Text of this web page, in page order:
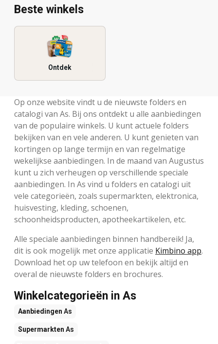
Beste winkels
Ontdek
Op onze website vindt u de nieuwste folders en
catalogi van As. Bij ons ontdekt u alle aanbiedingen
van de populaire winkels. U kunt actuele folders
bekijken van en vele anderen. U kunt genieten van
kortingen op lange termijn en van regelmatige
wekelijkse aanbiedingen. In de maand van Augustus
kunt u zich verheugen op verschillende speciale
aanbiedingen. In As vind u folders en catalogi uit
vele categorieën, zoals supermarkten, elektronica,
huisvesting, kleding, schoenen,
schoonheidsproducten, apotheekartikelen, etc.
Alle speciale aanbiedingen binnen handbereik! Ja,
dit is ook mogelijk met onze applicatie Kimbino app.
Download het op uw telefoon en bekijk altijd en
overal de nieuwste folders en brochures.
Winkelcategorieën in As
Aanbiedingen As
Supermarkten As